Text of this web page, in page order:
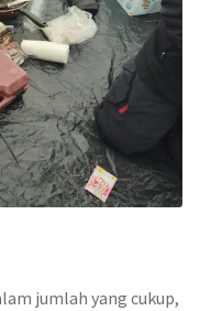
jumlah yang cukup,